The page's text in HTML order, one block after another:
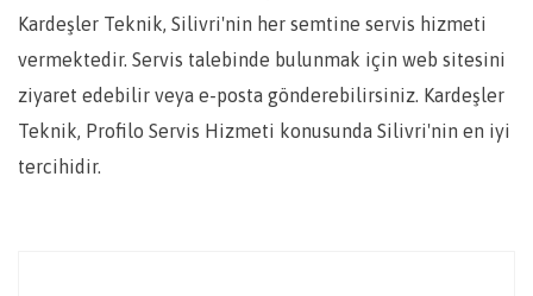
Kardeşler Teknik, Silivri'nin her semtine servis hizmeti
vermektedir. Servis talebinde bulunmak için web sitesini
ziyaret edebilir veya e-posta gönderebilirsiniz. Kardeşler
Teknik, Profilo Servis Hizmeti konusunda Silivri'nin en iyi
tercihidir.